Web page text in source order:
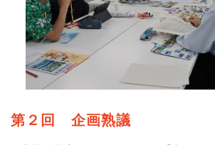
第２回 企画熟議